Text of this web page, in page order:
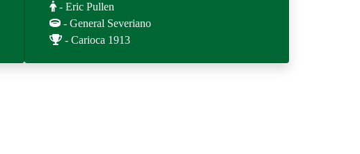
- Eric Pullen
- General Severiano
- Carioca 1913